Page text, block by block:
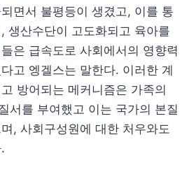
면서 불평등이 생겼고, 이를 통
생산수단이 고도화되고 육아를
은 급속도로 사회에서의 영향력
고 엥겔스는 말한다. 이러한 계
방어되는 메커니즘은 가족의
서를 부여했고 이는 국가의 본질
, 사회구성원에 대한 처우와도